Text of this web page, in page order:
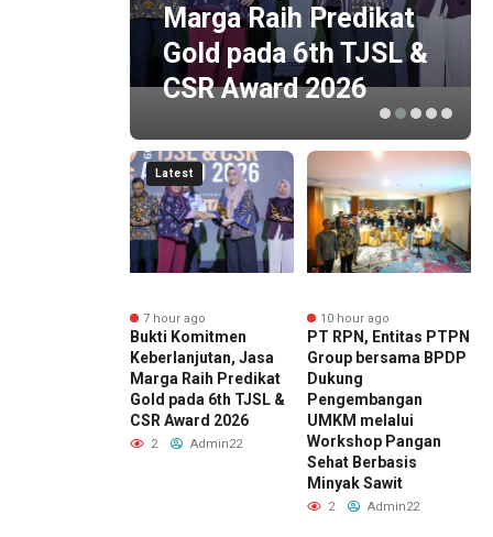
Marga Raih Predikat
Gold pada 6th TJSL &
CSR Award 2026
Latest
7 hour ago
Bukti Komitmen
Keberlanjutan, Jasa
Marga Raih Predikat
Gold pada 6th TJSL &
CSR Award 2026
2 Admin22
10 hour ago
PT RPN, Entitas PTPN
Group bersama BPDP
Dukung
Pengembangan
UMKM melalui
Workshop Pangan
Sehat Berbasis
Minyak Sawit
2 Admin22